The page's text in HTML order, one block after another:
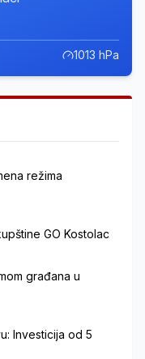
1013 hPa
režima
GO Kostolac
građana u
Investicija od 5